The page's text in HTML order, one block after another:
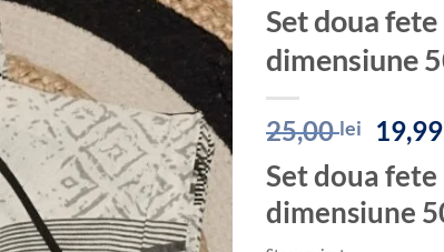
Add to
Set doua
dimensiune
25,00lei
Prețul
inițial
a
fost:
19,99
Set doua
dimensiune